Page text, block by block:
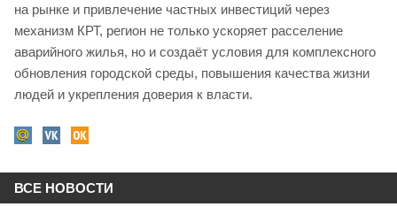
на рынке и привлечение частных инвестиций через
механизм КРТ, регион не только ускоряет расселение
аварийного жилья, но и создаёт условия для комплексного
обновления городской среды, повышения качества жизни
людей и укрепления доверия к власти.
ВСЕ НОВОСТИ